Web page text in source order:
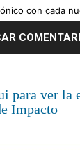
con cada
para ver la
Impacto